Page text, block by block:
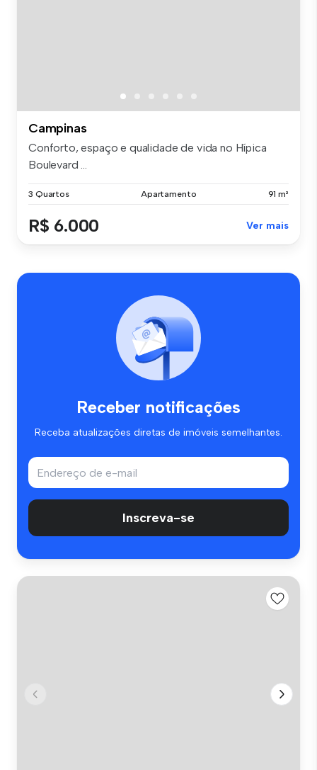
Campinas
Conforto, espaço e qualidade de vida no Hípica
Boulevard ...
3 Quartos Apartamento 91 m²
R$ 6.000 Ver mais
Receber notificações
Receba atualizações diretas de imóveis semelhantes.
Inscreva-se